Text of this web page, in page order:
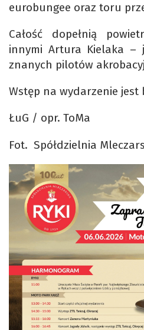
eurobungee oraz toru
Całość dopełnią
innymi Artura Kielaka –
znanych pilotów
Wstęp na wydarzenie jest
ŁuG / opr. ToMa
Fot. Spółdzielnia